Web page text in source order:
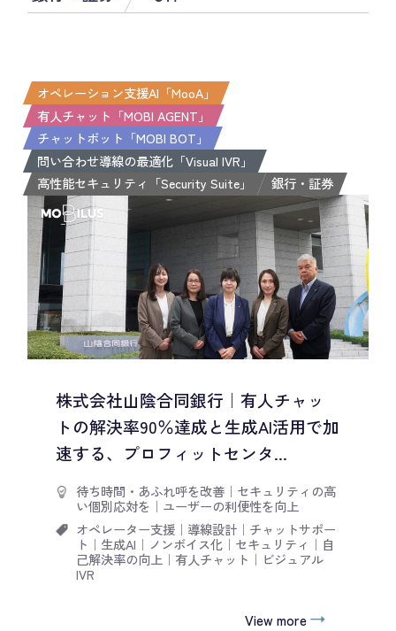
オペレーション支援AI「MooA」
有人チャット「MOBI AGENT」
チャットボット「MOBI BOT」
問い合わせ導線の最適化「Visual IVR」
高性能セキュリティ「Security Suite」
銀行・証券
株式会社山陰合同銀行｜有人チャッ
トの解決率90％達成と生成AI活用で加
速する、プロフィットセンタ...
待ち時間・あふれ呼を改善｜ セキュリティの高
い個別応対を ｜ ユーザーの利便性を向上
オペレーター支援｜ 導線設計｜ チャットサポー
ト ｜ 生成AI ｜ ノンボイス化｜ セキュリティ ｜ 自
己解決率の向上 ｜ 有人チャット ｜ ビジュアル
IVR
View more